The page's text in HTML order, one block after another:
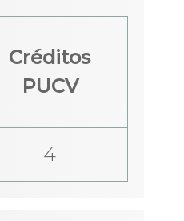
Créditos
PUCV
4